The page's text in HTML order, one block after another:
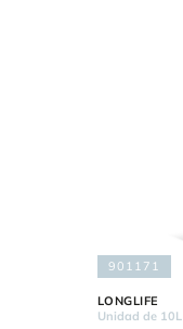
901171
LONGLIFE
Unidad de 10L